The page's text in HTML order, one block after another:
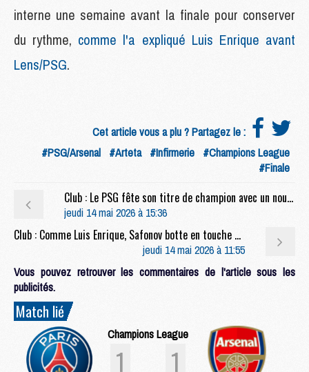
interne une semaine avant la finale pour conserver
du rythme, comme l'a expliqué Luis Enrique avant
Lens/PSG.
Cet article vous a plu ? Partagez le :
#PSG/Arsenal #Arteta #Infirmerie #Champions League
#Finale
Club : Le PSG fête son titre de champion avec un nouveau tee-shirt
jeudi 14 mai 2026 à 15:36
Club : Comme Luis Enrique, Safonov botte en touche pour ses dégagements
jeudi 14 mai 2026 à 11:55
Vous pouvez retrouver les commentaires de l'article sous les
publicités.
Match lié
Champions League
1 1